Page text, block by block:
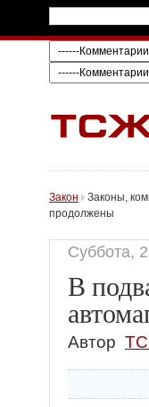
Закон Законы,
продолжены
Суббота,
В
Автор